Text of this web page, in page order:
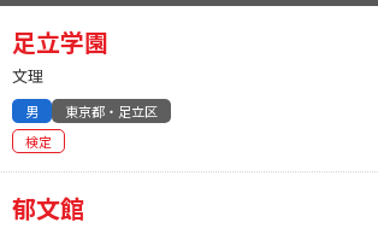
足立学園
文理
男
東京都・足立区
検定
郁文館